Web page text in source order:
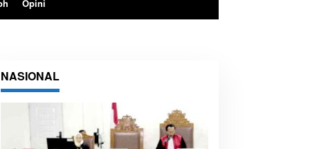
Opini
NASIONAL